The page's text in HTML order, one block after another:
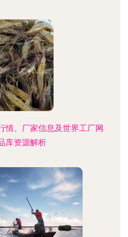
情、厂家信息及世界工厂网
库资源解析